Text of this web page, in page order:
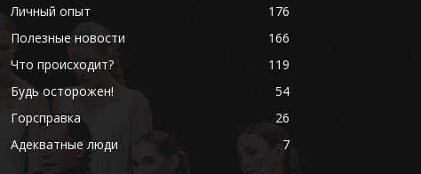
Личный опыт
176
Полезные новости
166
Что происходит?
119
Будь осторожен!
54
Горсправка
26
Адекватные люди
7